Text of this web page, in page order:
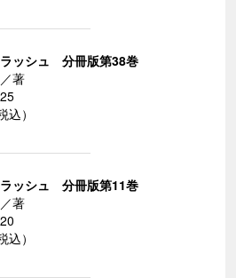
ッシュ 分冊版第38巻
著
込）
ッシュ 分冊版第11巻
著
込）